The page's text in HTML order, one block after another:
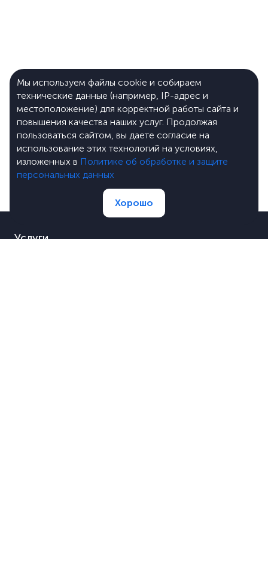
Услуги
Мы используем файлы cookie и собираем
технические данные (например, IP-адрес и
местоположение) для корректной работы сайта и
повышения качества наших услуг. Продолжая
пользоваться сайтом, вы даете согласие на
использование этих технологий на условиях,
изложенных в Политике об обработке и защите
персональных данных
Хорошо